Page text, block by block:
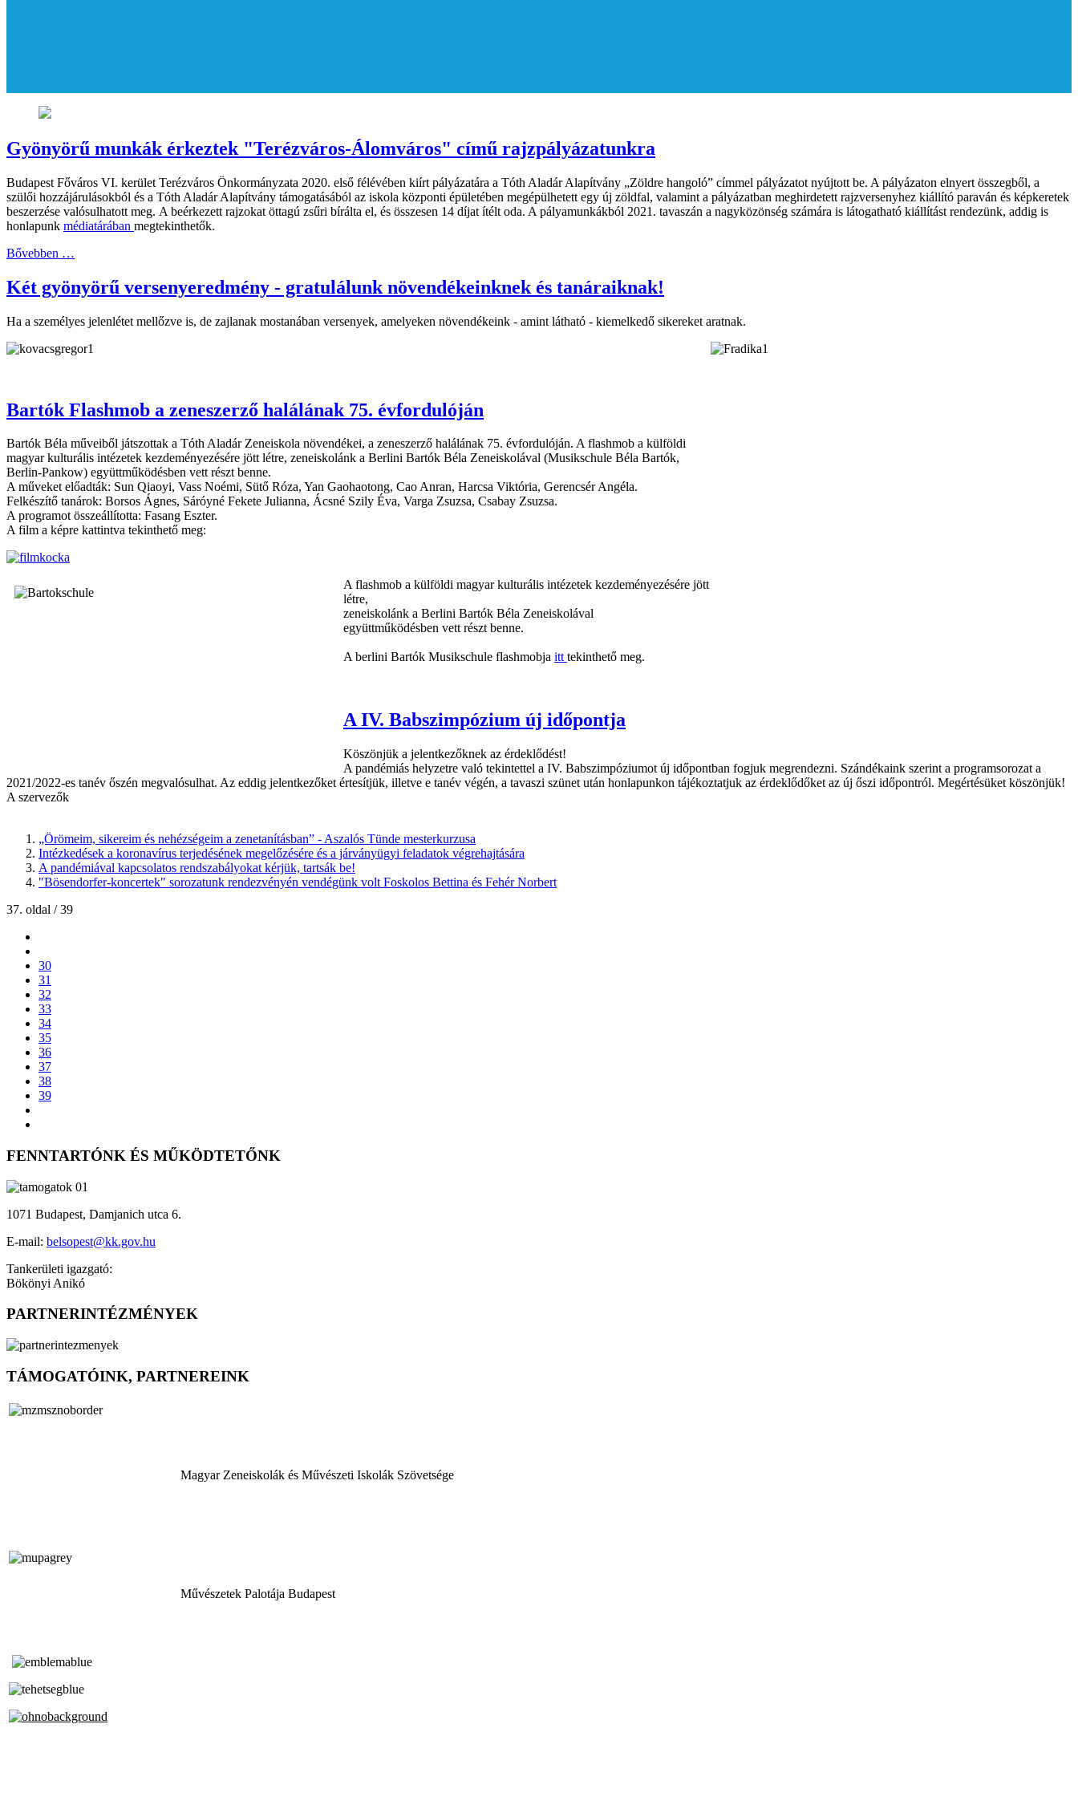
Gyönyörű munkák érkeztek "Terézváros-Álomváros" című rajzpályázatunkra
Budapest Főváros VI. kerület Terézváros Önkormányzata 2020. első félévében kiírt pályázatára a Tóth Aladár Alapítvány „Zöldre hangoló” címmel pályázatot nyújtott be. A pályázaton elnyert összegből, a
szülői hozzájárulásokból és a Tóth Aladár Alapítvány támogatásából az iskola központi épületében megépülhetett egy új zöldfal, valamint a pályázatban meghirdetett rajzversenyhez kiállító paraván és képkeretek
beszerzése valósulhatott meg. A beérkezett rajzokat öttagú zsűri bírálta el, és összesen 14 díjat ítélt oda. A pályamunkákból 2021. tavaszán a nagyközönség számára is látogatható kiállítást rendezünk, addig is
honlapunk médiatárában megtekinthetők.
Bővebben …
Két gyönyörű versenyeredmény - gratulálunk növendékeinknek és tanáraiknak!
Ha a személyes jelenlétet mellőzve is, de zajlanak mostanában versenyek, amelyeken növendékeink - amint látható - kiemelkedő sikereket aratnak.
Bartók Flashmob a zeneszerző halálának 75. évfordulóján
Bartók Béla műveiből játszottak a Tóth Aladár Zeneiskola növendékei, a zeneszerző halálának 75. évfordulóján. A flashmob a külföldi
magyar kulturális intézetek kezdeményezésére jött létre, zeneiskolánk a Berlini Bartók Béla Zeneiskolával (Musikschule Béla Bartók,
Berlin-Pankow) együttműködésben vett részt benne.
A műveket előadták: Sun Qiaoyi, Vass Noémi, Sütő Róza, Yan Gaohaotong, Cao Anran, Harcsa Viktória, Gerencsér Angéla.
Felkészítő tanárok: Borsos Ágnes, Sáróyné Fekete Julianna, Ácsné Szily Éva, Varga Zsuzsa, Csabay Zsuzsa.
A programot összeállította: Fasang Eszter.
A film a képre kattintva tekinthető meg:
A flashmob a külföldi magyar kulturális intézetek kezdeményezésére jött
létre,
zeneiskolánk a Berlini Bartók Béla Zeneiskolával
együttműködésben vett részt benne.
A berlini Bartók Musikschule flashmobja itttekinthető meg.
A IV. Babszimpózium új időpontja
Köszönjük a jelentkezőknek az érdeklődést!
A pandémiás helyzetre való tekintettel a IV. Babszimpóziumot új időpontban fogjuk megrendezni. Szándékaink szerint a programsorozat a
2021/2022-es tanév őszén megvalósulhat. Az eddig jelentkezőket értesítjük, illetve e tanév végén, a tavaszi szünet után honlapunkon tájékoztatjuk az érdeklődőket az új őszi időpontról. Megértésüket köszönjük!
A szervezők
„Örömeim, sikereim és nehézségeim a zenetanításban” - Aszalós Tünde mesterkurzusa
Intézkedések a koronavírus terjedésének megelőzésére és a járványügyi feladatok végrehajtására
A pandémiával kapcsolatos rendszabályokat kérjük, tartsák be!
"Bösendorfer-koncertek" sorozatunk rendezvényén vendégünk volt Foskolos Bettina és Fehér Norbert
37. oldal / 39
30
31
32
33
34
35
36
37
38
39
FENNTARTÓNK ÉS MŰKÖDTETŐNK
1071 Budapest, Damjanich utca 6.
E-mail: belsopest@kk.gov.hu
Tankerületi igazgató:
Bökönyi Anikó
PARTNERINTÉZMÉNYEK
TÁMOGATÓINK, PARTNEREINK
Magyar Zeneiskolák és Művészeti Iskolák Szövetsége
Művészetek Palotája Budapest